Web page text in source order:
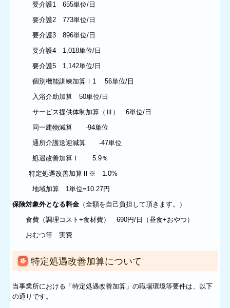
要介護1 655単位/日
要介護2 773単位/日
要介護3 896単位/日
要介護4 1,018単位/日
要介護5 1,142単位/日
個別機能訓練加算Ⅰ1 56単位/日
入浴介助加算 50単位/日
サービス提供体制加算（Ⅲ） 6単位/日
同一建物減算 -94単位
通所介護送迎減算 -47単位
処遇改善加算Ⅰ 5.9％
特定処遇改善加算Ⅱ※ 1.0%
地域加算 1単位=10.27円
保険対象外となる料金 （全額を自己負担して頂きます。）
食費（調理コスト+食材費） 690円/日（昼食+おやつ）
おむつ等 実費
特定処遇改善加算について
当事業所における「特定処遇改善加算」の職場環境等要件は、以下
の通りです。